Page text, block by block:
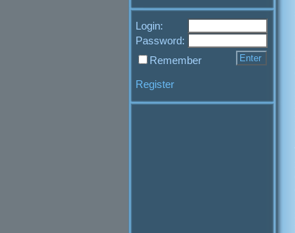
Login:
Password:
Remember
Register